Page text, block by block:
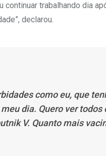
trabalhando dia
declarou.
como eu, que
dia. Quero ver
V. Quanto mais